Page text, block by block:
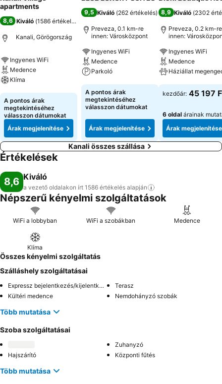
apartments
8,6 Kiváló (1586 értékelés
Kanali, Görögország
Ingyenes WiFi
Medence
Klíma
Árak megjelenítése
A pontos árak
megtekintéséhez
válasszon dátumokat
Árak megjelenítése
9,5 Kiváló (262 értékelés)
Preveza, 0.1 km-re
innen: Városközpont
Ingyenes WiFi
Medence
Parkoló
Árak megjelenítése
A pontos árak
megtekintéséhez
válasszon dátumokat
Árak megjelenítése
8,9 Kiváló (2302
Preveza, 0.2 km-re
innen:
Ingyenes WiFi
Medence
Háziállat
Árak
kezdőár: 45 197
6 oldal árainak
Árak megjelenítése
Kanali összes szállása
Értékelések
8,6 Kiváló
a vezető oldalakon írt 1586 értékelés alapján
Népszerű kényelmi szolgáltatások
WiFi a lobbyban WiFi a szobákban Medence
Klíma
Összes kényelmi szolgáltatás
Szálláshely szolgáltatásai
Expressz bejelentkezés/kijelentkezés
Terasz
Kültéri medence
Nemdohányzó szobák
Több mutatása
Szoba szolgáltatásai
Zuhanyzó
Hajszárító
Központi fűtés
Több mutatása